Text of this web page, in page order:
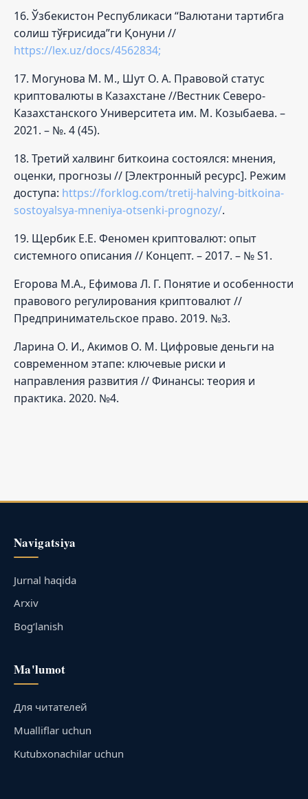
16. Ўзбекистон Республикаси “Валютани тартибга
солиш тўғрисида”ги Қонуни //
https://lex.uz/docs/4562834;
17. Могунова М. М., Шут О. А. Правовой статус
криптовалюты в Казахстане //Вестник Северо-
Казахстанского Университета им. М. Козыбаева. –
2021. – №. 4 (45).
18. Третий халвинг биткоина состоялся: мнения,
оценки, прогнозы // [Электронный ресурс]. Режим
доступа: https://forklog.com/tretij-halving-bitkoina-
sostoyalsya-mneniya-otsenki-prognozy/.
19. Щербик Е.Е. Феномен криптовалют: опыт
системного описания // Концепт. – 2017. – № S1.
Егорова М.А., Ефимова Л. Г. Понятие и особенности
правового регулирования криптовалют //
Предпринимательское право. 2019. №3.
Ларина О. И., Акимов О. М. Цифровые деньги на
современном этапе: ключевые риски и
направления развития // Финансы: теория и
практика. 2020. №4.
Navigatsiya
Jurnal haqida
Arxiv
Bog‘lanish
Ma'lumot
Для читателей
Mualliflar uchun
Kutubxonachilar uchun